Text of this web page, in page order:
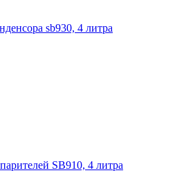
sb930, 4 литра
SB910, 4 литра